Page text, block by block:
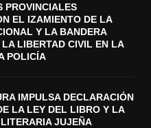
PROVINCIALES
EL IZAMIENTO DE LA
Y LA BANDERA
LIBERTAD CIVIL EN LA
POLICÍA
IMPULSA DECLARACIÓN
LA LEY DEL LIBRO Y LA
JUJEÑA